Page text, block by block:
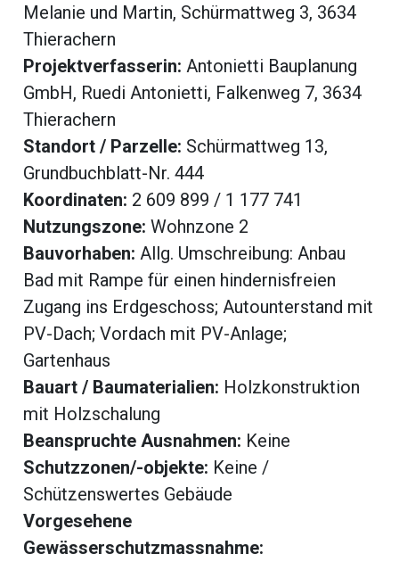
Melanie und Martin, Schürmattweg 3, 3634
Thierachern
Projektverfasserin: Antonietti Bauplanung
GmbH, Ruedi Antonietti, Falkenweg 7, 3634
Thierachern
Standort / Parzelle: Schürmattweg 13,
Grundbuchblatt-Nr. 444
Koordinaten: 2 609 899 / 1 177 741
Nutzungszone: Wohnzone 2
Bauvorhaben: Allg. Umschreibung: Anbau
Bad mit Rampe für einen hindernisfreien
Zugang ins Erdgeschoss; Autounterstand mit
PV-Dach; Vordach mit PV-Anlage;
Gartenhaus
Bauart / Baumaterialien: Holzkonstruktion
mit Holzschalung
Beanspruchte Ausnahmen: Keine
Schutzzonen/-objekte: Keine /
Schützenswertes Gebäude
Vorgesehene
Gewässerschutzmassnahme: